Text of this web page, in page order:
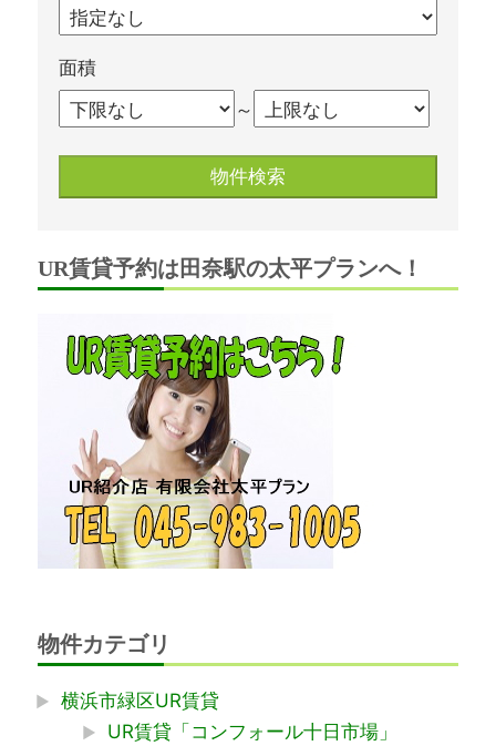
面積
～
UR賃貸予約は田奈駅の太平プランへ！
物件カテゴリ
横浜市緑区UR賃貸
UR賃貸「コンフォール十日市場」